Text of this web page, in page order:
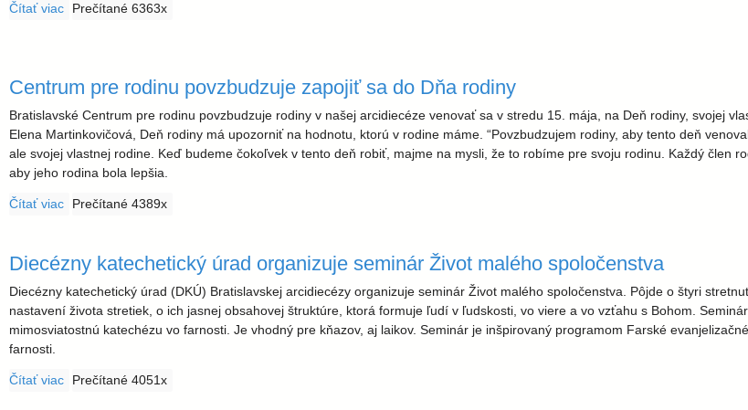
Čítať viac o Mons. Ján Formánek oslávil 65 rokov kňazstva
Prečítané 6363x
Centrum pre rodinu povzbudzuje zapojiť sa do Dňa rodiny
Bratislavské Centrum pre rodinu povzbudzuje rodiny v našej arcidiecéze venovať sa v stredu 15. mája, na Deň rodiny, svojej
Elena Martinkovičová, Deň rodiny má upozorniť na hodnotu, ktorú v rodine máme. “Povzbudzujem rodiny, aby tento deň
ale svojej vlastnej rodine. Keď budeme čokoľvek v tento deň robiť, majme na mysli, že to robíme pre svoju rodinu. Každý člen
aby jeho rodina bola lepšia.
Čítať viac o Centrum pre rodinu povzbudzuje zapojiť sa do Dňa rodiny
Prečítané 4389x
Diecézny katechetický úrad organizuje seminár Život malého spoločenstva
Diecézny katechetický úrad (DKÚ) Bratislavskej arcidiecézy organizuje seminár Život malého spoločenstva. Pôjde o štyri
nastavení života stretiek, o ich jasnej obsahovej štruktúre, ktorá formuje ľudí v ľudskosti, vo viere a vo vzťahu s Bohom.
mimosviatostnú katechézu vo farnosti. Je vhodný pre kňazov, aj laikov. Seminár je inšpirovaný programom Farské
farnosti.
Čítať viac o Diecézny katechetický úrad organizuje seminár Život malého spoločenstva
Prečítané 4051x